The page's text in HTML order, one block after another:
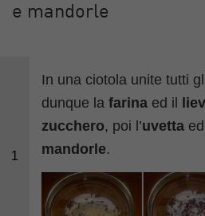
e mandorle
1
In una ciotola unite tutti
dunque lafarina ed il
zucchero, poi l’uvetta
mandorle.